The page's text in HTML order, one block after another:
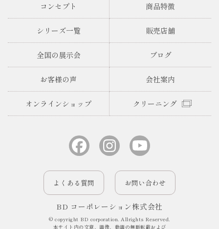
コンセプト 商品特徴
シリーズ一覧 販売店舗
全国の展示会 ブログ
お客様の声 会社案内
オンラインショップ クリーニング
よくある質問 お問い合わせ
BD コーポレーション株式会社
© copyright BD corporation. Allrights Reserved.
本サイト内の文章、画像、動画の無断転載および